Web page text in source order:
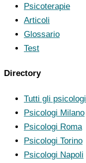
Psicoterapie
Articoli
Glossario
Test
Directory
Tutti gli psicologi
Psicologi Milano
Psicologi Roma
Psicologi Torino
Psicologi Napoli